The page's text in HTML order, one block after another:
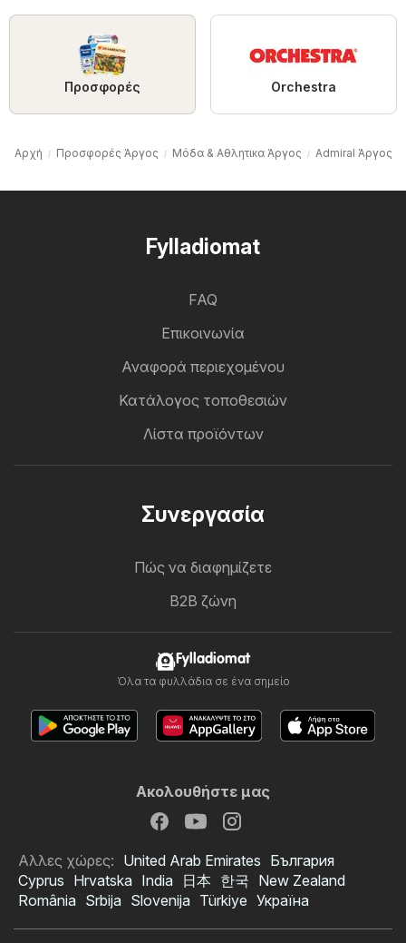
Προσφορές Orchestra
Αρχή Προσφορές Άργος Μόδα & Aθλητικα Άργος Admiral Άργος
Fylladiomat
FAQ
Επικοινωνία
Αναφορά περιεχομένου
Κατάλογος τοποθεσιών
Λίστα προϊόντων
Συνεργασία
Πώς να διαφημίζετε
B2B ζώνη
Fylladiomat
Όλα τα φυλλάδια σε ένα σημείο
Ακολουθήστε μας
Αλλες χώρες: United Arab Emirates България
Cyprus Hrvatska India 日本 한국 New Zealand
România Srbija Slovenija Türkiye Україна